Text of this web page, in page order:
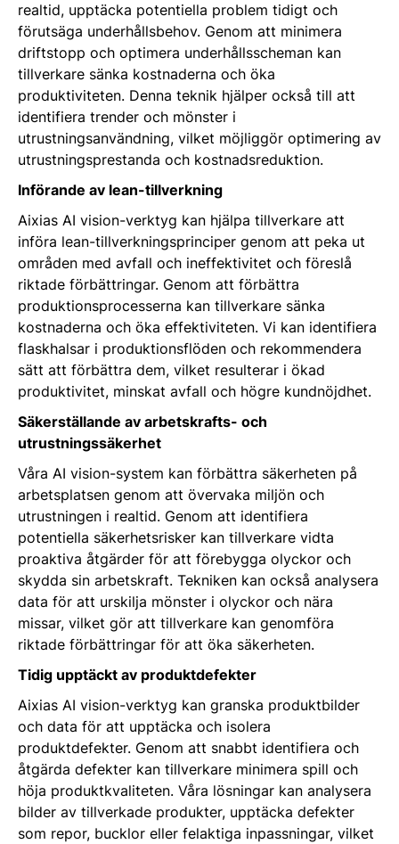
realtid, upptäcka potentiella problem tidigt och
förutsäga underhållsbehov. Genom att minimera
driftstopp och optimera underhållsscheman kan
tillverkare sänka kostnaderna och öka
produktiviteten. Denna teknik hjälper också till att
identifiera trender och mönster i
utrustningsanvändning, vilket möjliggör optimering av
utrustningsprestanda och kostnadsreduktion.
Införande av lean-tillverkning
Aixias AI vision-verktyg kan hjälpa tillverkare att
införa lean-tillverkningsprinciper genom att peka ut
områden med avfall och ineffektivitet och föreslå
riktade förbättringar. Genom att förbättra
produktionsprocesserna kan tillverkare sänka
kostnaderna och öka effektiviteten. Vi kan identifiera
flaskhalsar i produktionsflöden och rekommendera
sätt att förbättra dem, vilket resulterar i ökad
produktivitet, minskat avfall och högre kundnöjdhet.
Säkerställande av arbetskrafts- och
utrustningssäkerhet
Våra AI vision-system kan förbättra säkerheten på
arbetsplatsen genom att övervaka miljön och
utrustningen i realtid. Genom att identifiera
potentiella säkerhetsrisker kan tillverkare vidta
proaktiva åtgärder för att förebygga olyckor och
skydda sin arbetskraft. Tekniken kan också analysera
data för att urskilja mönster i olyckor och nära
missar, vilket gör att tillverkare kan genomföra
riktade förbättringar för att öka säkerheten.
Tidig upptäckt av produktdefekter
Aixias AI vision-verktyg kan granska produktbilder
och data för att upptäcka och isolera
produktdefekter. Genom att snabbt identifiera och
åtgärda defekter kan tillverkare minimera spill och
höja produktkvaliteten. Våra lösningar kan analysera
bilder av tillverkade produkter, upptäcka defekter
som repor, bucklor eller felaktiga inpassningar, vilket